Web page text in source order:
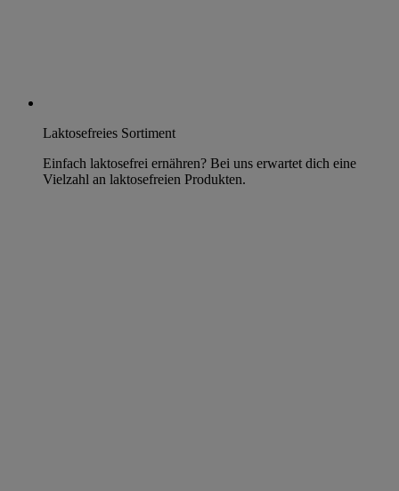
Laktosefreies Sortiment
Einfach laktosefrei ernähren? Bei uns erwartet dich eine
Vielzahl an laktosefreien Produkten.